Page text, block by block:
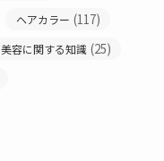
ヘアカラー (117)
美容に関する知識 (25)